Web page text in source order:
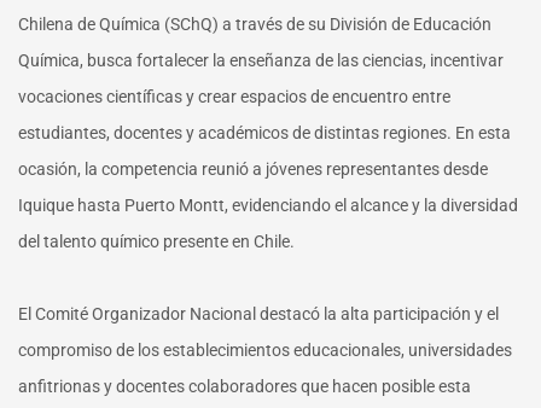
Chilena de Química (SChQ) a través de su División de Educación
Química, busca fortalecer la enseñanza de las ciencias, incentivar
vocaciones científicas y crear espacios de encuentro entre
estudiantes, docentes y académicos de distintas regiones. En esta
ocasión, la competencia reunió a jóvenes representantes desde
Iquique hasta Puerto Montt, evidenciando el alcance y la diversidad
del talento químico presente en Chile.
El Comité Organizador Nacional destacó la alta participación y el
compromiso de los establecimientos educacionales, universidades
anfitrionas y docentes colaboradores que hacen posible esta